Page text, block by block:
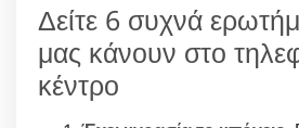
Δείτε 6 συχνά
μας κάνουν στο
κέντρο